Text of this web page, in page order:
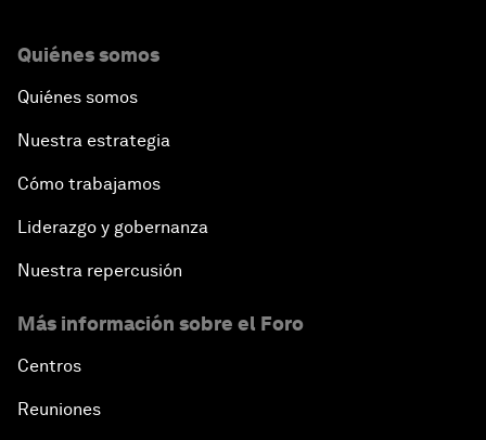
Quiénes somos
Quiénes somos
Nuestra estrategia
Cómo trabajamos
Liderazgo y gobernanza
Nuestra repercusión
Más información sobre el Foro
Centros
Reuniones